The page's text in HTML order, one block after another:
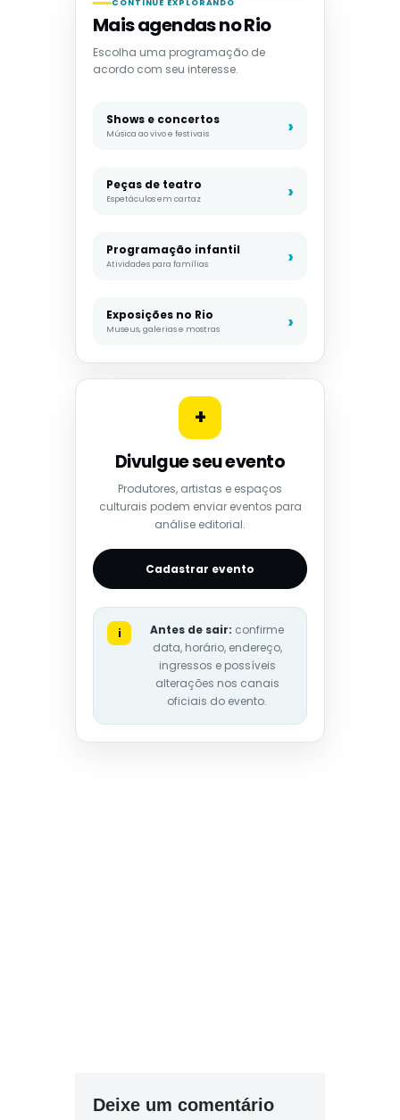
CONTINUE EXPLORANDO
Mais agendas no Rio
Escolha uma programação de
acordo com seu interesse.
Shows e concertos
Música ao vivo e festivais
Peças de teatro
Espetáculos em cartaz
Programação infantil
Atividades para famílias
Exposições no Rio
Museus, galerias e mostras
+
Divulgue seu evento
Produtores, artistas e espaços
culturais podem enviar eventos para
análise editorial.
Cadastrar evento
i Antes de sair: confirme
data, horário, endereço,
ingressos e possíveis
alterações nos canais
oficiais do evento.
Deixe um comentário